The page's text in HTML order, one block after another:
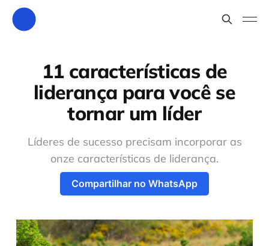
11 características de
liderança para você se
tornar um líder
Líderes de sucesso precisam incorporar as
onze características de liderança.
Compartilhar no WhatsApp